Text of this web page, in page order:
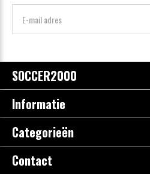
SOCCER2000
Informatie
Categorieën
Contact